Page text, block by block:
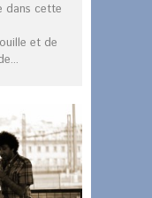
dans cette
et de